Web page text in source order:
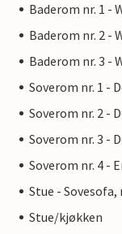
Baderom nr. 1 -
Baderom nr. 2 -
Baderom nr. 3 -
Soverom nr. 1 -
Soverom nr. 2 -
Soverom nr. 3 -
Soverom nr. 4 -
Stue -
Stue/kjøkken